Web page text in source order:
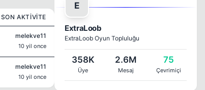
SON AKTIVITE
melekve11
10 yil once
melekve11
10 yil once
E
ExtraLoob
ExtraLoob Oyun Topluluğu
358K
Üye
2.6M
Mesaj
75
Çevrimiçi